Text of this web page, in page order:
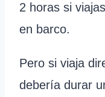
2 horas si
en barco.
Pero si viaja
debería durar